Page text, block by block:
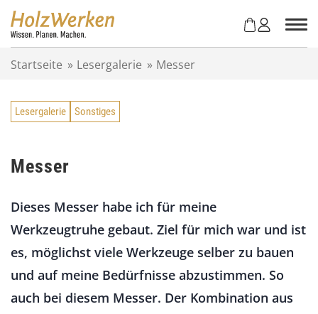
Startseite » Lesergalerie » Messer
Lesergalerie Sonstiges
Messer
Dieses Messer habe ich für meine
Werkzeugtruhe gebaut. Ziel für mich war und ist
es, möglichst viele Werkzeuge selber zu bauen
und auf meine Bedürfnisse abzustimmen. So
auch bei diesem Messer. Der Kombination aus